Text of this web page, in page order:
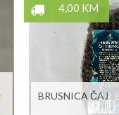
4,00 KM
BRUSNICA ČAJ